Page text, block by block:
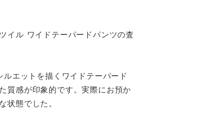
イル ワイドテーパードパンツの査
エットを描くワイドテーパード
質感が印象的です。実際にお預か
状態でした。